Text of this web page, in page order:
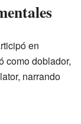
en
como doblador,
narrando